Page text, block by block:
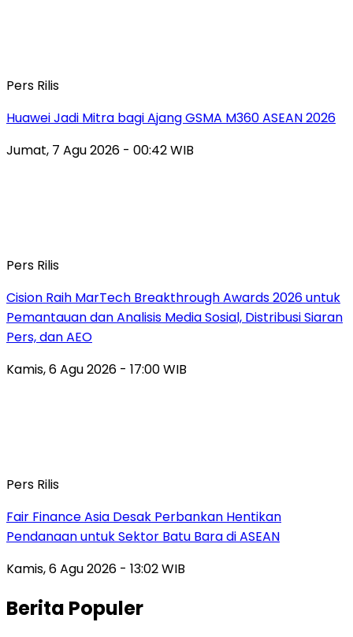
Pers Rilis
Huawei Jadi Mitra bagi Ajang GSMA M360 ASEAN 2026
Jumat, 7 Agu 2026 - 00:42 WIB
Pers Rilis
Cision Raih MarTech Breakthrough Awards 2026 untuk
Pemantauan dan Analisis Media Sosial, Distribusi Siaran
Pers, dan AEO
Kamis, 6 Agu 2026 - 17:00 WIB
Pers Rilis
Fair Finance Asia Desak Perbankan Hentikan
Pendanaan untuk Sektor Batu Bara di ASEAN
Kamis, 6 Agu 2026 - 13:02 WIB
Berita Populer